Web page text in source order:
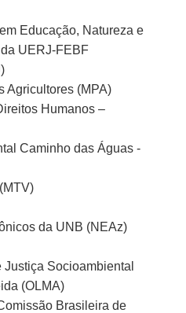
Educação, Natureza e
UERJ-FEBF
Agricultores (MPA)
Humanos –
Caminho das Águas -
da UNB (NEAz)
Socioambiental
(OLMA)
Brasileira de